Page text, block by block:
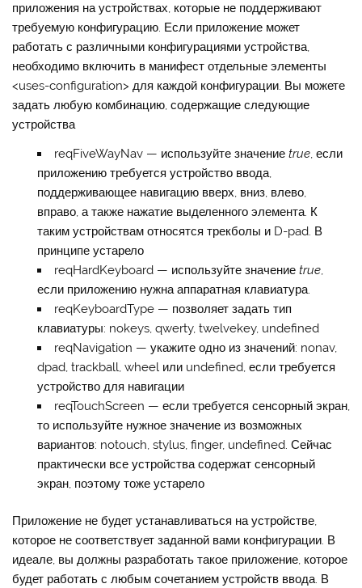
приложения на устройствах, которые не поддерживают
требуемую конфигурацию. Если приложение может
работать с различными конфигурациями устройства,
необходимо включить в манифест отдельные элементы
<uses-configuration> для каждой конфигурации. Вы можете
задать любую комбинацию, содержащие следующие
устройства
reqFiveWayNav— используйте значение true, если
приложению требуется устройство ввода,
поддерживающее навигацию вверх, вниз, влево,
вправо, а также нажатие выделенного элемента. К
таким устройствам относятся трекболы и D-pad. В
принципе устарело
reqHardKeyboard— используйте значение true,
если приложению нужна аппаратная клавиатура.
reqKeyboardType— позволяет задать тип
клавиатуры: nokeys, qwerty, twelvekey, undefined
reqNavigation — укажите одно из значений: nonav,
dpad, trackball, wheel или undefined, если требуется
устройство для навигации
reqTouchScreen — если требуется сенсорный экран,
то используйте нужное значение из возможных
вариантов: notouch, stylus, finger, undefined. Сейчас
практически все устройства содержат сенсорный
экран, поэтому тоже устарело
Приложение не будет устанавливаться на устройстве,
которое не соответствует заданной вами конфигурации. В
идеале, вы должны разработать такое приложение, которое
будет работать с любым сочетанием устройств ввода. В